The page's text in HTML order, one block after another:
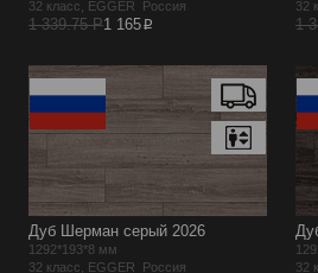
32 класс, EGGER Россия
1 339.75 Р1 165p
32
1
Дуб Шерман серый 2026
1292*193*8 мм
32 класс, EGGER Россия
32